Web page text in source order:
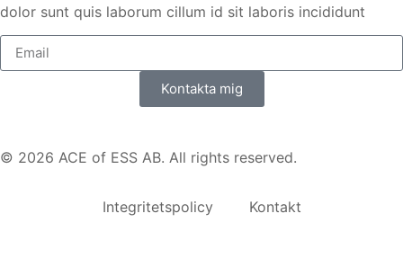
dolor sunt quis laborum cillum id sit laboris incididunt
Kontakta mig
© 2026 ACE of ESS AB. All rights reserved.
Integritetspolicy Kontakt